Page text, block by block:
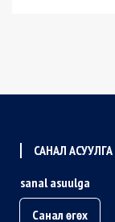
САНАЛ АСУУЛГА
sanal asuulga
Санал өгөх